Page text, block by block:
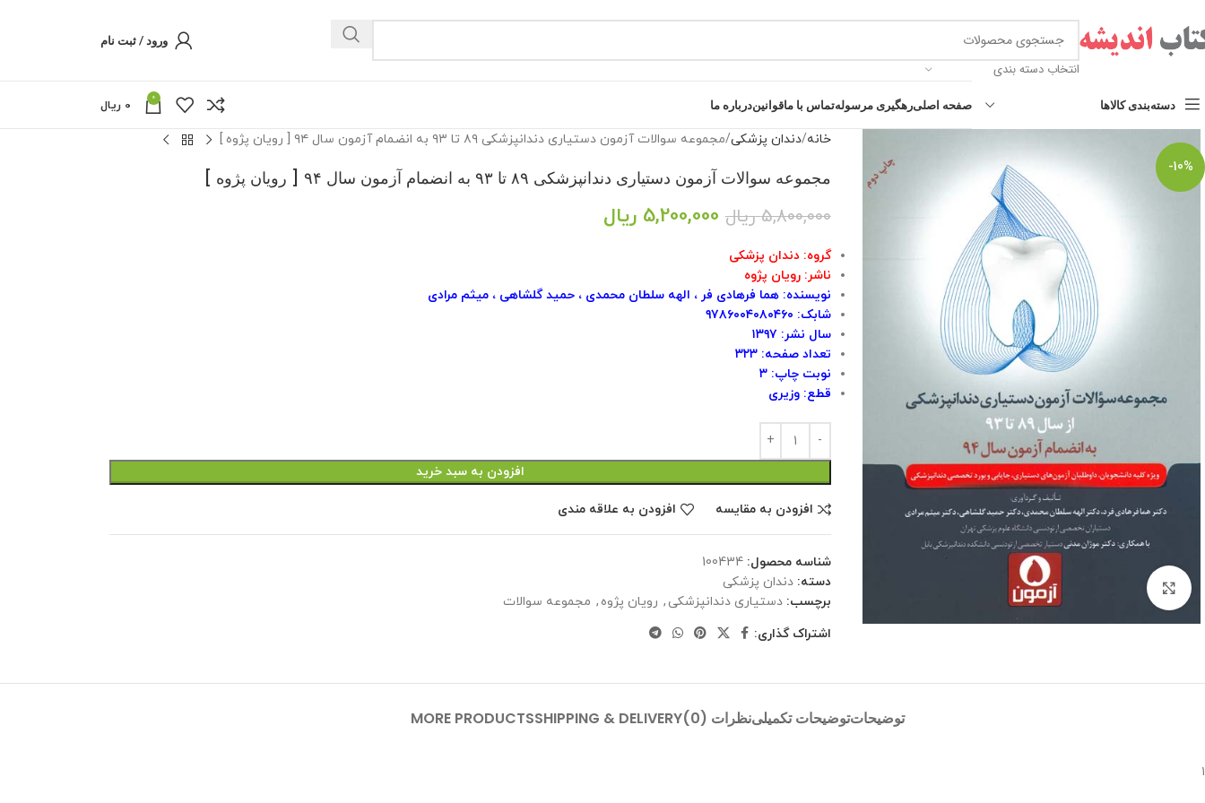
انتخاب دسته بندی
ورود / ثبت نام
دسته‌بندی کالاها صفحه اصلیرهگیری مرسولهتماس با ماقوانیندرباره ما 0
0 ریال
-10%
خانه دندان پزشکی مجموعه سوالات آزمون دستیاری دندانپزشکی ۸۹ تا ۹۳ به انضمام آزمون سال ۹۴ [ رویان پژوه ]
مجموعه سوالات آزمون دستیاری دندانپزشکی ۸۹ تا ۹۳ به انضمام آزمون سال ۹۴ [ رویان پژوه ]
5,800,000 ریال 5,200,000 ریال
گروه: دندان پزشکی
ناشر: رویان پژوه
نویسنده: هما فرهادی فر ، الهه سلطان محمدی ، حمید گلشاهی ، میثم مرادی
شابک: ۹۷۸۶۰۰۴۰۸۰۴۶۰
سال نشر: ۱۳۹۷
تعداد صفحه: ۳۲۳
نوبت چاپ: ۳
قطع: وزیری
افزودن به سبد خرید
افزودن به مقایسه افزودن به علاقه مندی
شناسه محصول:100434
دسته: دندان پزشکی
برچسب: دستیاری دندانپزشکی , رویان پژوه , مجموعه سوالات
اشتراک گذاری:
توضیحاتتوضیحات تکمیلینظرات (0) SHIPPING & DELIVERY
MORE PRODUCTS
۱